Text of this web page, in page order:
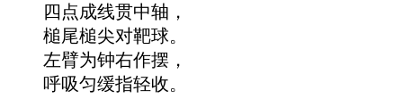
四点成线贯中轴，
槌尾槌尖对靶球。
左臂为钟右作摆，
呼吸匀缓指轻收。